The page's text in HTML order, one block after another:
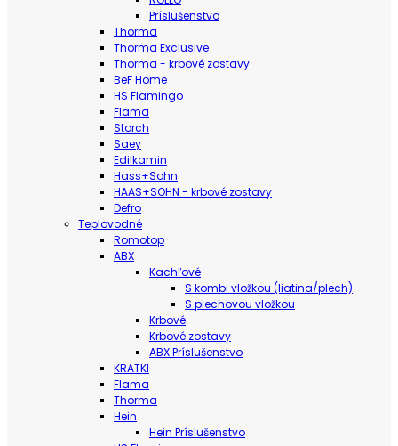
Príslušenstvo
Thorma
Thorma Exclusive
Thorma - krbové zostavy
BeF Home
HS Flamingo
Flama
Storch
Saey
Edilkamin
Hass+Sohn
HAAS+SOHN - krbové zostavy
Defro
Teplovodné
Romotop
ABX
Kachľové
S kombi vložkou (liatina/plech)
S plechovou vložkou
Krbové
Krbové zostavy
ABX Príslušenstvo
KRATKI
Flama
Thorma
Hein
Hein Príslušenstvo